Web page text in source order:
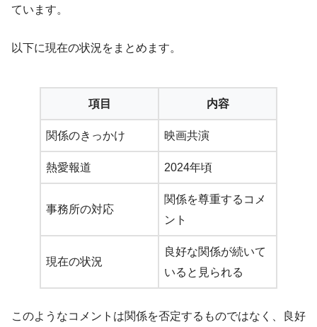
ています。
以下に現在の状況をまとめます。
項目 内容
関係のきっかけ 映画共演
熱愛報道 2024年頃
事務所の対応
関係を尊重するコメ
ント
現在の状況
良好な関係が続いて
いると見られる
このようなコメントは関係を否定するものではなく、良好